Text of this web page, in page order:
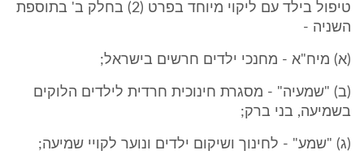
טיפול בילד עם ליקוי מיוחד בפרט (2) בחלק ב' בתוספת
השניה -
(א) מיח"א - מחנכי ילדים חרשים בישראל;
(ב) "שמעיה" - מסגרת חינוכית חרדית לילדים הלוקים
בשמיעה, בני ברק;
(ג) "שמע" - לחינוך ושיקום ילדים ונוער לקויי שמיעה;